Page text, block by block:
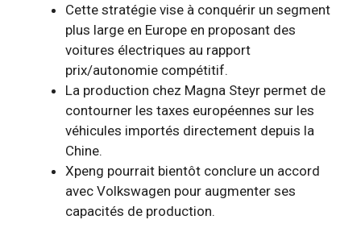
Cette stratégie vise à conquérir un segment
plus large en Europe en proposant des
voitures électriques au rapport
prix/autonomie compétitif.
La production chez Magna Steyr permet de
contourner les taxes européennes sur les
véhicules importés directement depuis la
Chine.
Xpeng pourrait bientôt conclure un accord
avec Volkswagen pour augmenter ses
capacités de production.